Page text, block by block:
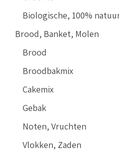
Biologische, 100%
Brood, Banket, Molen
Brood
Broodbakmix
Cakemix
Gebak
Noten, Vruchten
Vlokken, Zaden